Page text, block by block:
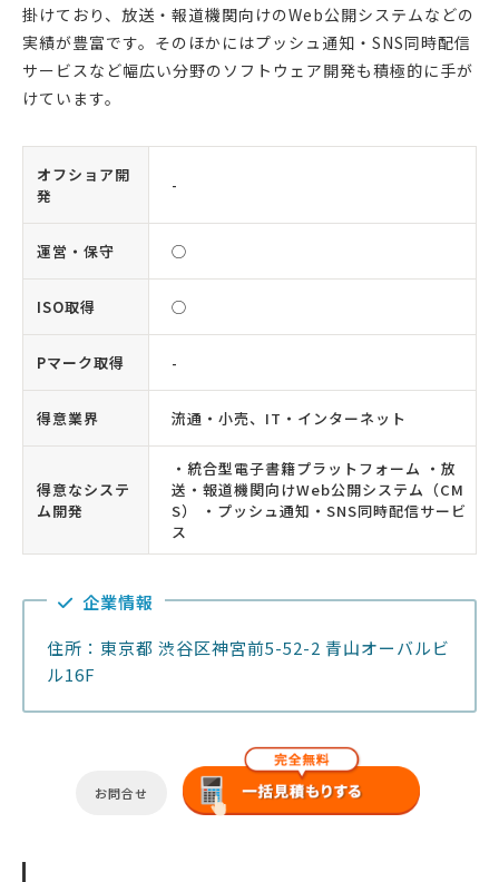
掛けており、放送・報道機関向けのWeb公開システムなどの
実績が豊富です。そのほかにはプッシュ通知・SNS同時配信
サービスなど幅広い分野のソフトウェア開発も積極的に手が
けています。
オフショア開
発
-
運営・保守 ◯
ISO取得 ◯
Pマーク取得 -
得意業界 流通・小売、IT・インターネット
得意なシステ
ム開発
・統合型電子書籍プラットフォーム ・放
送・報道機関向けWeb公開システム（CM
S） ・プッシュ通知・SNS同時配信サービ
ス
企業情報
住所：東京都 渋谷区神宮前5-52-2 青山オーバルビ
ル16F
お問合せ